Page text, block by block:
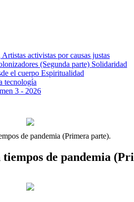
activistas por causas justas
(Segunda parte) Solidaridad
el cuerpo Espiritualidad
tecnología
3 - 2026
de pandemia (Primera parte).
de pandemia